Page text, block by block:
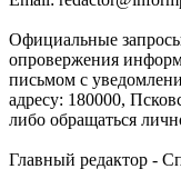
Официальные
опровержения
письмом с
адресу: 180000,
либо обращаться
Главный редактор -